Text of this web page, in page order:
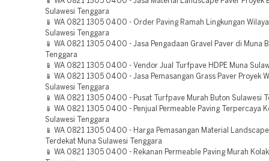
Sulawesi Tenggara
📱 WA 0821 1305 0400 - Order Paving Ramah Lingkungan
Sulawesi Tenggara
📱 WA 0821 1305 0400 - Jasa Pengadaan Gravel Paver di Muna
Tenggara
📱 WA 0821 1305 0400 - Vendor Jual Turfpave HDPE Muna
📱 WA 0821 1305 0400 - Jasa Pemasangan Grass Paver Proyek
Sulawesi Tenggara
📱 WA 0821 1305 0400 - Pusat Turfpave Murah Buton Sulawesi
📱 WA 0821 1305 0400 - Penjual Permeable Paving Terpercaya
Sulawesi Tenggara
📱 WA 0821 1305 0400 - Harga Pemasangan Material
Terdekat Muna Sulawesi Tenggara
📱 WA 0821 1305 0400 - Rekanan Permeable Paving Murah